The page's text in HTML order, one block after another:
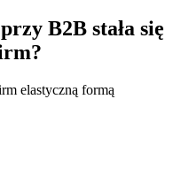
B2B stała się
elastyczną formą